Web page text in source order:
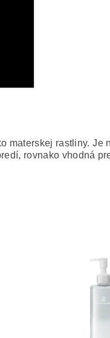
materskej rastliny.
rovnako vhodná